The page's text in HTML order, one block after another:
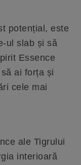
potențial, este
ul slab și să
Essence
ai forța și
cele mai
ale Tigrului
interioară